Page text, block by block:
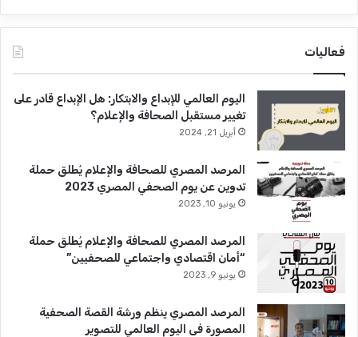
فعاليات
اليوم العالمي للإبداع والابتكار: هل الإبداع قادر على
تغيير مستقبل الصحافة والإعلام؟
أبريل 21, 2024
المرصد المصري للصحافة والإعلام يُطلق حملة
تدوين عن يوم الصحفي المصري 2023
يونيو 10, 2023
المرصد المصري للصحافة والإعلام يُطلق حملة
“أمان اقتصادي واجتماعي للصحفيين”
يونيو 9, 2023
المرصد المصري ينظم ورشة القصة الصحفية
المصورة فى اليوم العالمي للتصوير